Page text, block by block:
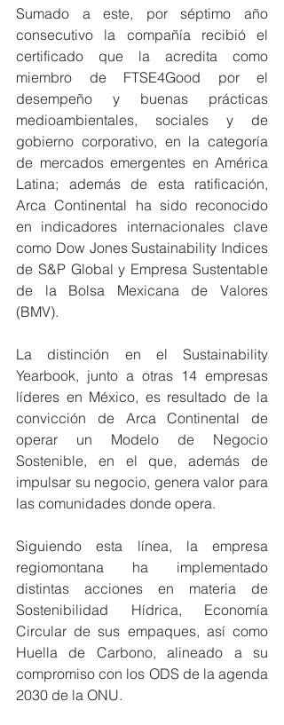
Sumado a este, por séptimo año
consecutivo la compañía recibió el
certificado que la acredita como
miembro de FTSE4Good por el
desempeño y buenas prácticas
medioambientales, sociales y de
gobierno corporativo, en la categoría
de mercados emergentes en América
Latina; además de esta ratificación,
Arca Continental ha sido reconocido
en indicadores internacionales clave
como Dow Jones Sustainability Indices
de S&P Global y Empresa Sustentable
de la Bolsa Mexicana de Valores
(BMV).
La distinción en el Sustainability
Yearbook, junto a otras 14 empresas
líderes en México, es resultado de la
convicción de Arca Continental de
operar un Modelo de Negocio
Sostenible, en el que, además de
impulsar su negocio, genera valor para
las comunidades donde opera.
Siguiendo esta línea, la empresa
regiomontana ha implementado
distintas acciones en materia de
Sostenibilidad Hídrica, Economía
Circular de sus empaques, así como
Huella de Carbono, alineado a su
compromiso con los ODS de la agenda
2030 de la ONU.